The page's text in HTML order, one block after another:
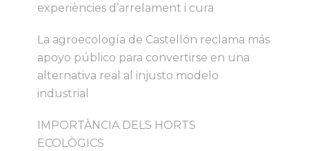
experiències d’arrelament i cura
La agroecología de Castellón reclama más
apoyo público para convertirse en una
alternativa real al injusto modelo
industrial
IMPORTÀNCIA DELS HORTS
ECOLÒGICS